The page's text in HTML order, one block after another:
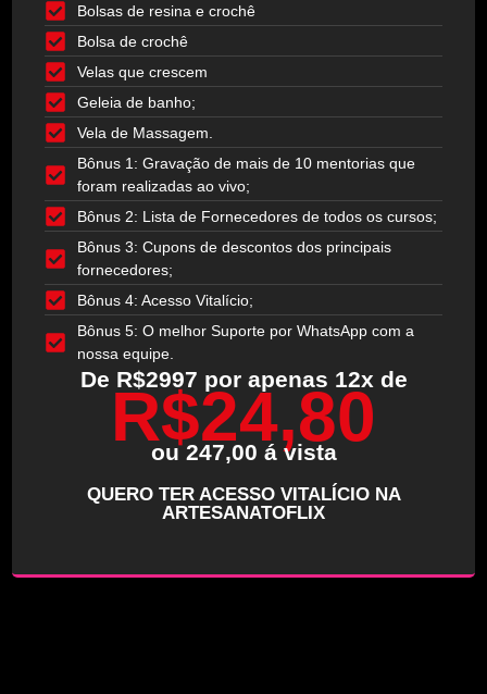
Bolsas de resina e crochê
Bolsa de crochê
Velas que crescem
Geleia de banho;
Vela de Massagem.
Bônus 1: Gravação de mais de 10 mentorias que
foram realizadas ao vivo;
Bônus 2: Lista de Fornecedores de todos os cursos;
Bônus 3: Cupons de descontos dos principais
fornecedores;
Bônus 4: Acesso Vitalício;
Bônus 5: O melhor Suporte por WhatsApp com a
nossa equipe.
De R$2997 por apenas 12x de
R$24,80
ou 247,00 á vista
QUERO TER ACESSO VITALÍCIO NA
ARTESANATOFLIX